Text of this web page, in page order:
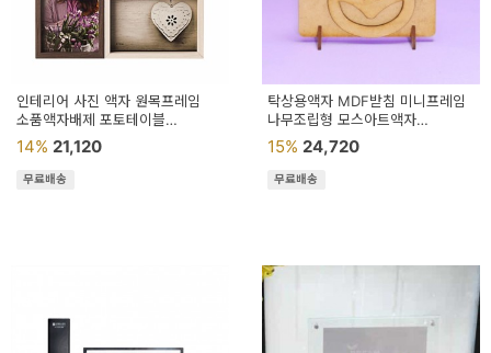
인테리어 사진 액자 원목프레임
소품액자배제 포토테이블
인테리어미니액자
14% 21,120
무료배송
탁상용액자 MDF받침 미니프레임
나무조립형 모스아트액자
인테리어소품 우드액자만들기
우드프레임
15% 24,720
무료배송